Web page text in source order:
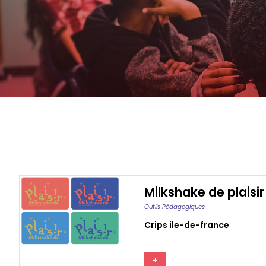
Milkshake de plaisir
Outils Pédagogiques
Crips ile-de-france
+